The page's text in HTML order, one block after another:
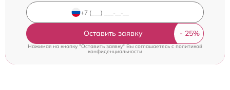
Оставить заявку
Нажимая на кнопку "Оставить заявку" Вы соглашаетесь c политикой
конфиденциальности